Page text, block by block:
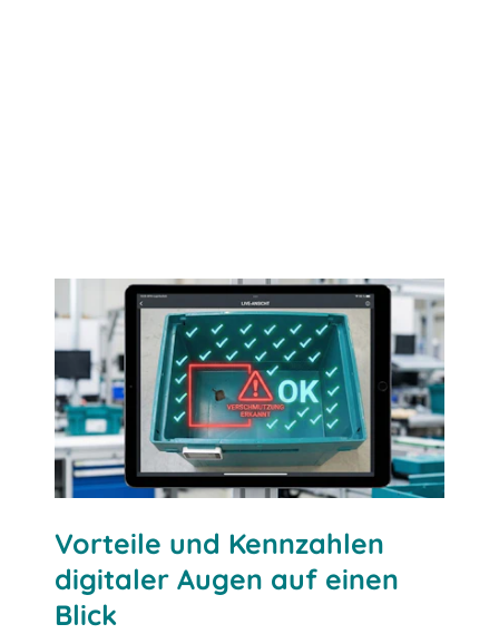
Qualitätskontrolle verbessern
Vorteile und Kennzahlen
digitaler Augen auf einen
Blick